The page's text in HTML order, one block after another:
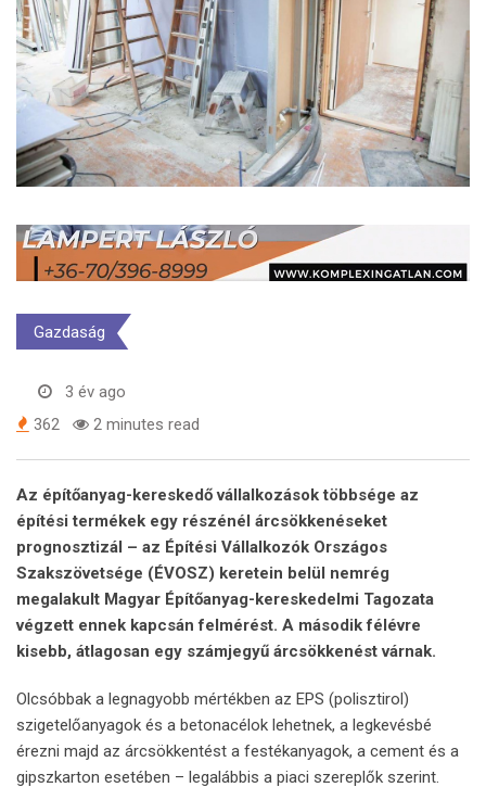
Gazdaság
3 év ago
362
2 minutes read
Az építőanyag-kereskedő vállalkozások többsége az
építési termékek egy részénél árcsökkenéseket
prognosztizál – az Építési Vállalkozók Országos
Szakszövetsége (ÉVOSZ) keretein belül nemrég
megalakult Magyar Építőanyag-kereskedelmi Tagozata
végzett ennek kapcsán felmérést. A második félévre
kisebb, átlagosan egy számjegyű árcsökkenést várnak.
Olcsóbbak a legnagyobb mértékben az EPS (polisztirol)
szigetelőanyagok és a betonacélok lehetnek, a legkevésbé
érezni majd az árcsökkentést a festékanyagok, a cement és a
gipszkarton esetében – legalábbis a piaci szereplők szerint.